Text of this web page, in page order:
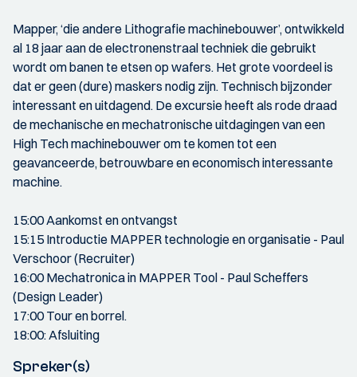
Mapper, ‘die andere Lithografie machinebouwer’, ontwikkeld
al 18 jaar aan de electronenstraal techniek die gebruikt
wordt om banen te etsen op wafers. Het grote voordeel is
dat er geen (dure) maskers nodig zijn. Technisch bijzonder
interessant en uitdagend. De excursie heeft als rode draad
de mechanische en mechatronische uitdagingen van een
High Tech machinebouwer om te komen tot een
geavanceerde, betrouwbare en economisch interessante
machine.
15:00 Aankomst en ontvangst
15:15 Introductie MAPPER technologie en organisatie - Paul
Verschoor (Recruiter)
16:00 Mechatronica in MAPPER Tool - Paul Scheffers
(Design Leader)
17:00 Tour en borrel.
18:00: Afsluiting
Spreker(s)